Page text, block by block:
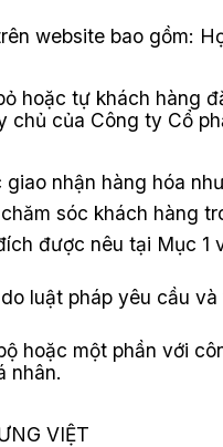
website bao gồm:
hoặc tự khách hàng
của Công ty Cổ
nhận hàng hóa
sóc khách hàng
được nêu tại Mục 1
luật pháp yêu cầu
hoặc một phần với
nhân.
VIỆT